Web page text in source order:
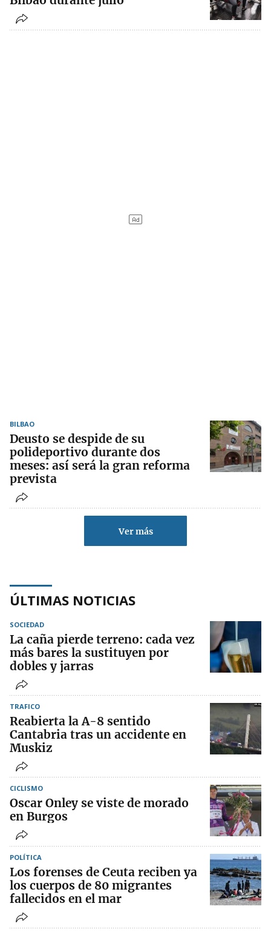
BILBAO
Deusto se despide de su
polideportivo durante dos
meses: así será la gran reforma
prevista
Ver más
ÚLTIMAS NOTICIAS
SOCIEDAD
La caña pierde terreno: cada vez
más bares la sustituyen por
dobles y jarras
TRAFICO
Reabierta la A-8 sentido
Cantabria tras un accidente en
Muskiz
CICLISMO
Oscar Onley se viste de morado
en Burgos
POLÍTICA
Los forenses de Ceuta reciben ya
los cuerpos de 80 migrantes
fallecidos en el mar